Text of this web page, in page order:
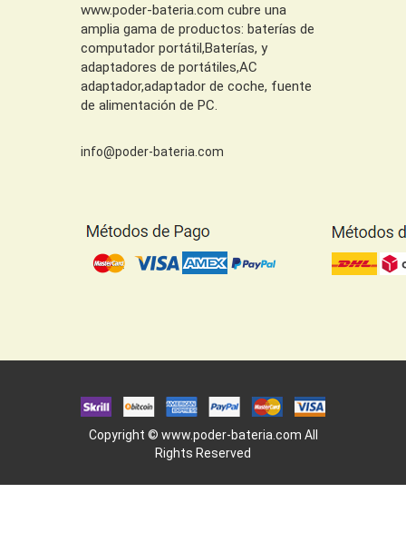
www.poder-bateria.com cubre una
amplia gama de productos: baterías de
computador portátil,Baterías, y
adaptadores de portátiles,AC
adaptador,adaptador de coche, fuente
de alimentación de PC.
info@poder-bateria.com
Copyright © www.poder-bateria.com All
Rights Reserved